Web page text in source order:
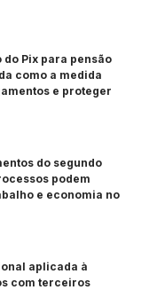
Pix para pensão
como a medida
e proteger
do segundo
podem
e economia no
aplicada à
com terceiros